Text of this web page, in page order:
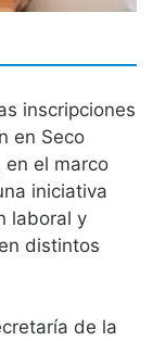
inscripciones
en Seco
el marco
iniciativa
laboral y
distintos
de la